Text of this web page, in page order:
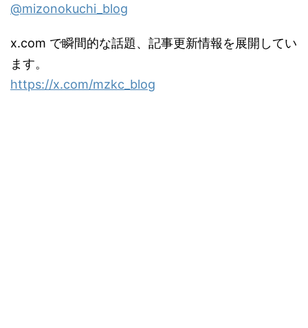
@mizonokuchi_blog
x.com で瞬間的な話題、記事更新情報を展開してい
ます。
https://x.com/mzkc_blog